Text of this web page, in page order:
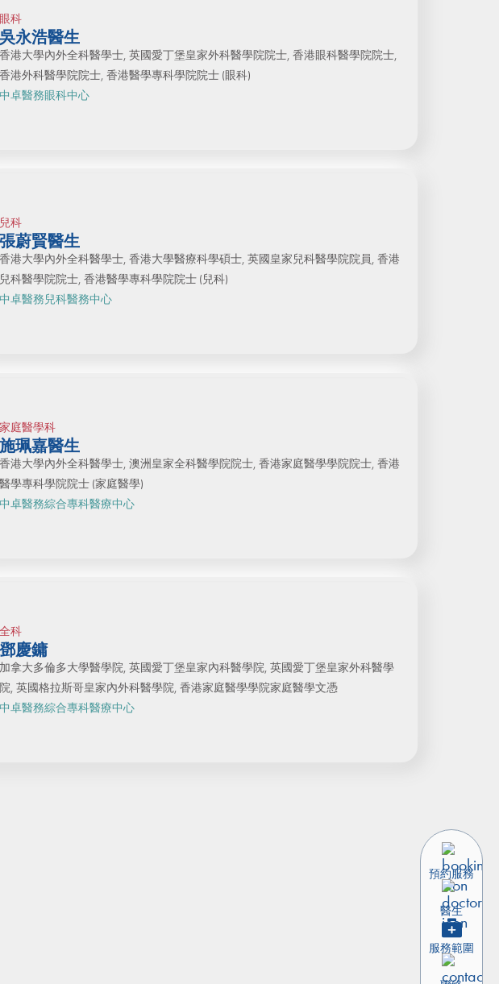
預約服務
醫生
服務範圍
眼科
吳永浩醫生
香港大學內外全科醫學士, 英國愛丁堡皇家外科醫學院院士, 香港眼科醫學院院士,
香港外科醫學院院士, 香港醫學專科學院院士 (眼科)
中卓醫務眼科中心
兒科
張蔚賢醫生
香港大學內外全科醫學士, 香港大學醫療科學碩士, 英國皇家兒科醫學院院員, 香港
兒科醫學院院士, 香港醫學專科學院院士 (兒科)
中卓醫務兒科醫務中心
家庭醫學科
施珮嘉醫生
香港大學內外全科醫學士, 澳洲皇家全科醫學院院士, 香港家庭醫學學院院士, 香港
醫學專科學院院士 (家庭醫學)
中卓醫務綜合專科醫療中心
全科
鄧慶鏞
加拿大多倫多大學醫學院, 英國愛丁堡皇家內科醫學院, 英國愛丁堡皇家外科醫學
院, 英國格拉斯哥皇家內外科醫學院, 香港家庭醫學學院家庭醫學文憑
中卓醫務綜合專科醫療中心